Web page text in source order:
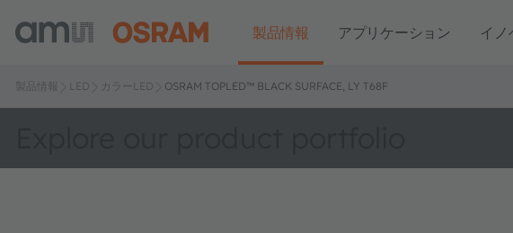
製品情報 アプリケーション イノ
製品情報 LED カラーLED OSRAM TOPLED™ BLACK SURFACE, LY T68F